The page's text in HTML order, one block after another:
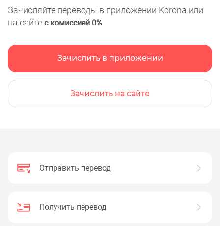
Зачисляйте переводы в приложении Korona или
на сайте с комиссией 0%
Зачислить в приложении
Зачислить на сайте
Отправить перевод
Получить перевод